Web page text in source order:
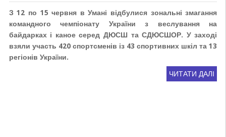
З 12 по 15 червня в Умані відбулися зональні змагання
командного чемпіонату України з веслування на
байдарках і каное серед ДЮСШ та СДЮСШОР. У заході
взяли участь 420 спортсменів із 43 спортивних шкіл та 13
регіонів України.
ЧИТАТИ ДАЛІ